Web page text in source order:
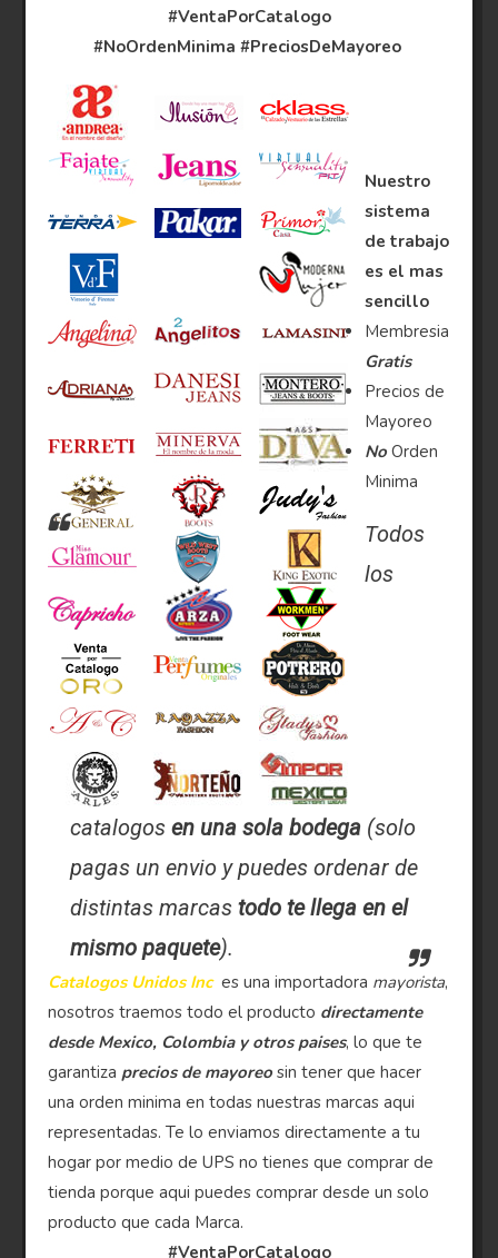
#VentaPorCatalogo
#NoOrdenMinima #PreciosDeMayoreo
Nuestro
sistema
de trabajo
es el mas
sencillo
Membresia
Gratis
Precios de
Mayoreo
No Orden
Minima
Todos
los
catalogosen una sola bodega (solo
pagas un envio y puedes ordenar de
distintas marcas todo te llega en el
mismo paquete).
Catalogos Unidos Inc es una importadora mayorista,
nosotros traemos todo el producto directamente
desde Mexico, Colombia y otros paises, lo que te
garantizaprecios de mayoreo sin tener que hacer
una orden minima en todas nuestras marcas aqui
representadas. Te lo enviamos directamente a tu
hogar por medio de UPS no tienes que comprar de
tienda porque aqui puedes comprar desde un solo
producto que cada Marca.
#VentaPorCatalogo